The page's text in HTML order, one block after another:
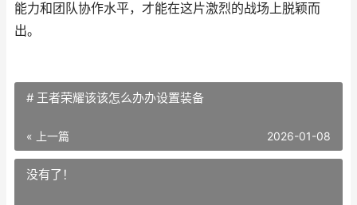
能力和团队协作水平，才能在这片激烈的战场上脱颖而
出。
# 王者荣耀该该怎么办办设置装备
« 上一篇 2026-01-08
没有了！